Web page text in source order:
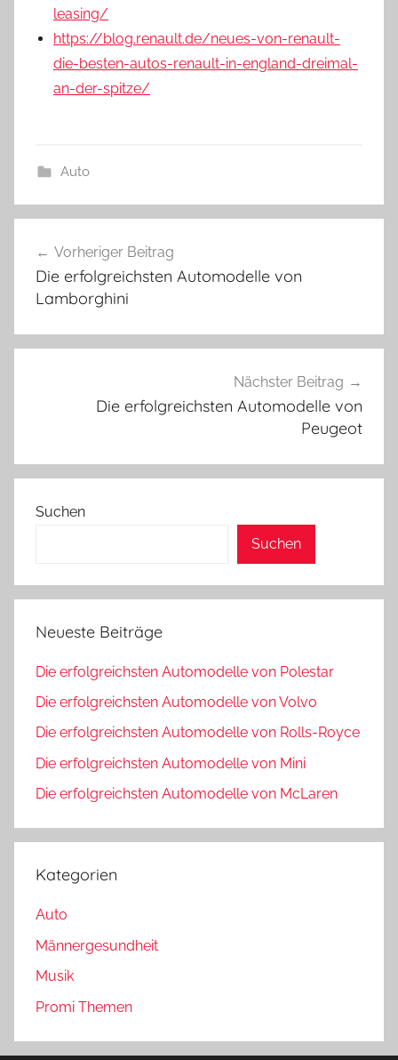
leasing/
https://blog.renault.de/neues-von-renault-
die-besten-autos-renault-in-england-dreimal-
an-der-spitze/
Auto
Vorheriger Beitrag
Die erfolgreichsten Automodelle von
Lamborghini
Nächster Beitrag
Die erfolgreichsten Automodelle von
Peugeot
Suchen
Suchen
Neueste Beiträge
Die erfolgreichsten Automodelle von Polestar
Die erfolgreichsten Automodelle von Volvo
Die erfolgreichsten Automodelle von Rolls-Royce
Die erfolgreichsten Automodelle von Mini
Die erfolgreichsten Automodelle von McLaren
Kategorien
Auto
Männergesundheit
Musik
Promi Themen